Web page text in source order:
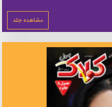
مشاهده جلد